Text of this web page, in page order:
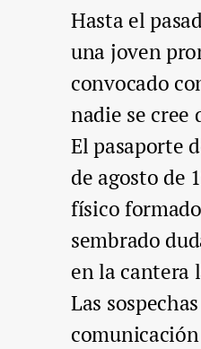
Hasta el
una joven
convocado
nadie se cree
El pasaporte
de agosto de
físico
sembrado
en la cantera
Las